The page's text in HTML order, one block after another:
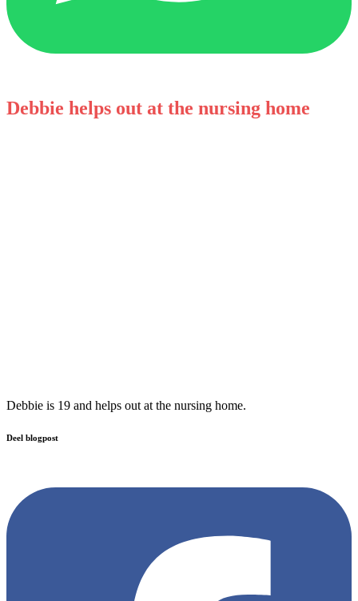
Debbie helps out at the nursing home
Debbie is 19 and helps out at the nursing home.
Deel blogpost